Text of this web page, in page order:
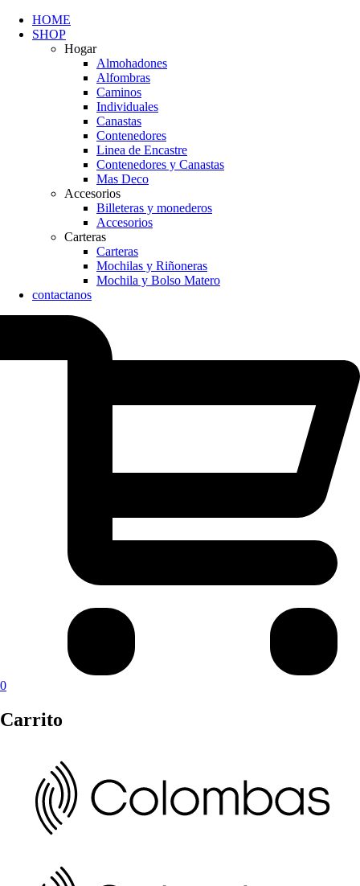
HOME
SHOP
Hogar
Almohadones
Alfombras
Caminos
Individuales
Canastas
Contenedores
Linea de Encastre
Contenedores y Canastas
Mas Deco
Accesorios
Billeteras y monederos
Accesorios
Carteras
Carteras
Mochilas y Riñoneras
Mochila y Bolso Matero
contactanos
0
Carrito